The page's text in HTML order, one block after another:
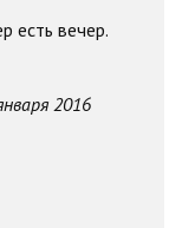
есть вечер.
2016